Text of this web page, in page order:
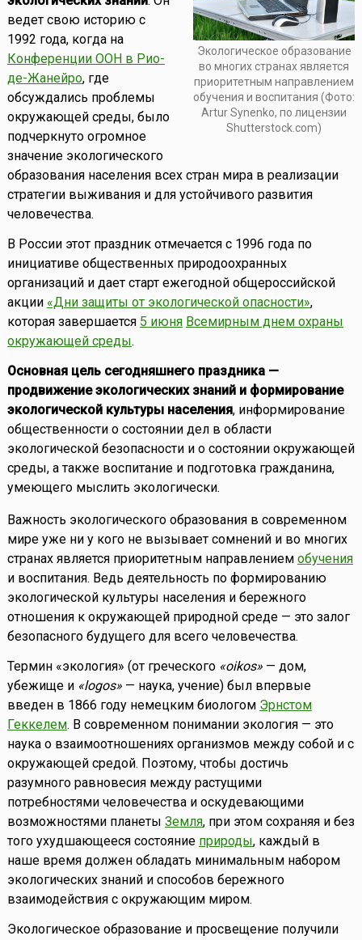
Экологическое образование
во многих странах является
приоритетным направлением
обучения и воспитания (Фото:
Artur Synenko, по лицензии
Shutterstock.com)
ведет свою историю с
1992 года, когда на
Конференции ООН в Рио-
де-Жанейро, где
обсуждались проблемы
окружающей среды, было
подчеркнуто огромное
значение экологического
образования населения всех стран мира в реализации
стратегии выживания и для устойчивого развития
человечества.
В России этот праздник отмечается с 1996 года по
инициативе общественных природоохранных
организаций и дает старт ежегодной общероссийской
акции «Дни защиты от экологической опасности»,
которая завершается 5 июня Всемирным днем охраны
окружающей среды.
Основная цель сегодняшнего праздника —
продвижение экологических знаний и формирование
экологической культуры населения, информирование
общественности о состоянии дел в области
экологической безопасности и о состоянии окружающей
среды, а также воспитание и подготовка гражданина,
умеющего мыслить экологически.
Важность экологического образования в современном
мире уже ни у кого не вызывает сомнений и во многих
странах является приоритетным направлением обучения
и воспитания. Ведь деятельность по формированию
экологической культуры населения и бережного
отношения к окружающей природной среде — это залог
безопасного будущего для всего человечества.
Термин «экология» (от греческого «oikos»— дом,
убежище и «logos»— наука, учение) был впервые
введен в 1866 году немецким биологом Эрнстом
Геккелем. В современном понимании экология — это
наука о взаимоотношениях организмов между собой и с
окружающей средой. Поэтому, чтобы достичь
разумного равновесия между растущими
потребностями человечества и оскудевающими
возможностями планеты Земля, при этом сохраняя и без
того ухудшающееся состояние природы, каждый в
наше время должен обладать минимальным набором
экологических знаний и способов бережного
взаимодействия с окружающим миром.
Экологическое образование и просвещение получили